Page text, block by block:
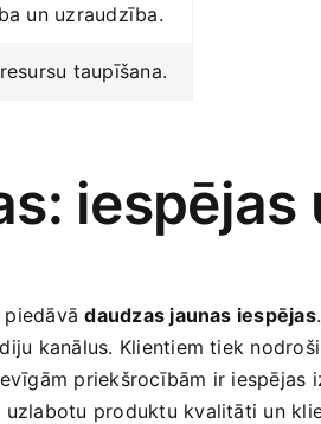
un uzraudzība.
taupīšana.
piedāvādaudzas​ jaunas iespējas
kanālus. Klientiem tiek
priekšrocībām ir
produktu kvalitāti​ un